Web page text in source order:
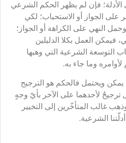
فإن لم يظهر الحكم الشرعي
على الجواز أو الاستحباب؛ لكي
النهي على الكراهة أو الجواز؛
فيمكن العمل بكلا الدليلين
التوسعة الشرعية التي وهبها
لأوامره وما جاء به.
ويحتمل فالحكم هو الترجيح
ترجيحٌ لأحدهما على الآخر بأيّ وجهٍ
غالب المتأخّرين إلى التخيير
الشرعية.